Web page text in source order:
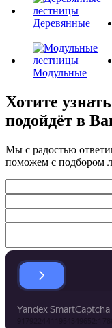
Деревянные
Модульные
Хотите
подойдёт в
Мы с радостью
поможем с подбором